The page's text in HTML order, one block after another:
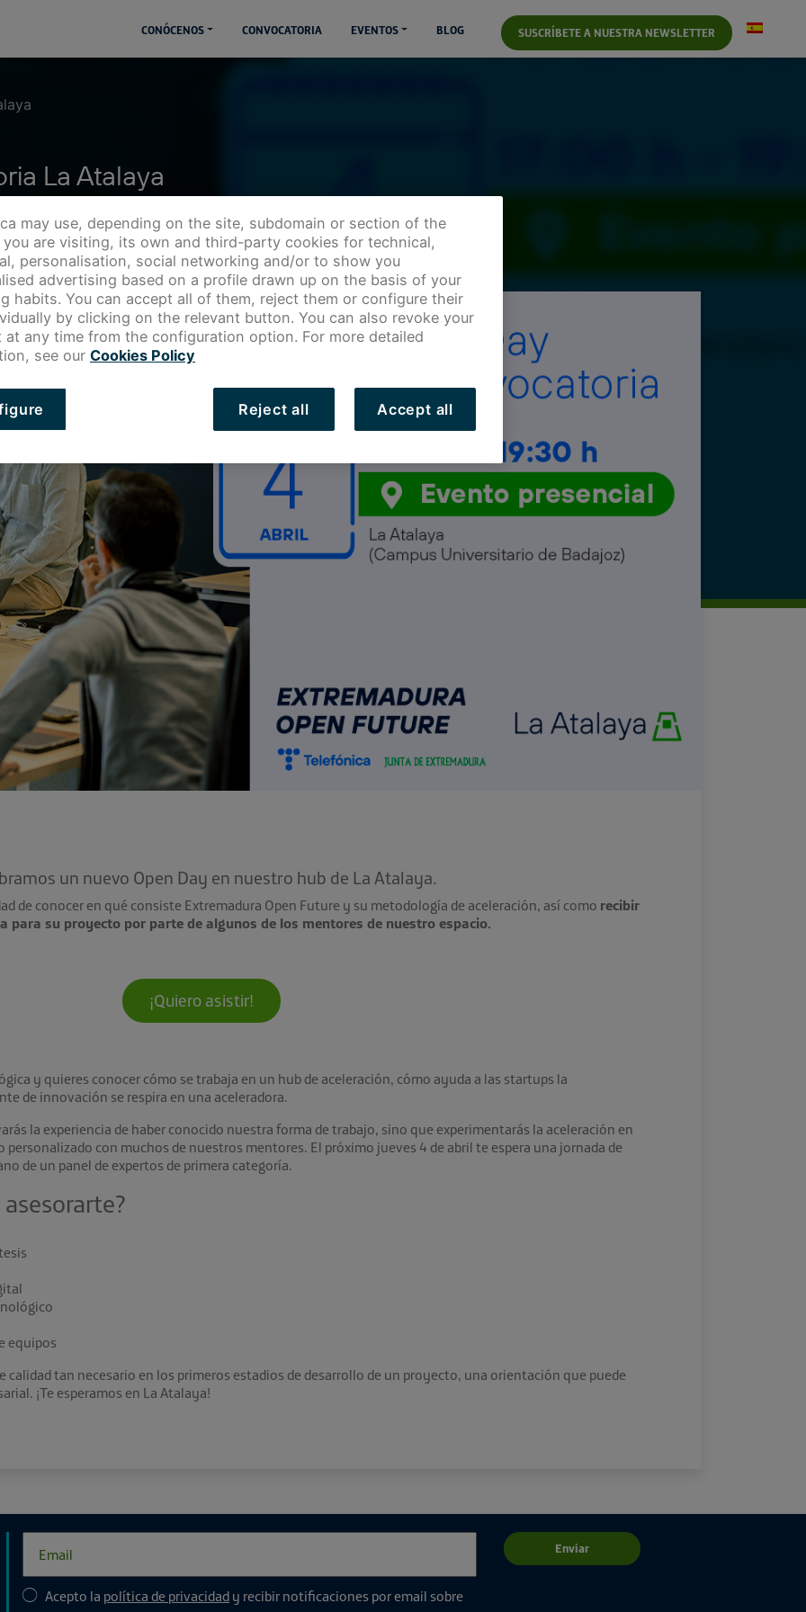
CONÓCENOS CONVOCATORIA EVENTOS BLOG SUSCRÍBETE A NUESTRA NEWSLETTER
La Atalaya
un nuevo Open Day en nuestro hub de La Atalaya.
de conocer en qué consiste Extremadura Open Future y su metodología de aceleración, así como recibir
su proyecto por parte de algunos de los mentores de nuestro espacio.
¡Quiero asistir!
y quieres conocer cómo se trabaja en un hub de aceleración, cómo ayuda a las startups la
de innovación se respira en una aceleradora.
la experiencia de haber conocido nuestra forma de trabajo, sino que experimentarás la aceleración en
con muchos de nuestros mentores. El próximo jueves 4 de abril te espera una jornada de
de un panel de expertos de primera categoría.
equipos
calidad tan necesario en los primeros estadios de desarrollo de un proyecto, una orientación que puede
¡Te esperamos en La Atalaya!
Acepto la política de privacidad y recibir notificaciones por email sobre
Enviar
may use, depending on the site, subdomain or section of the
are visiting, its own and third-party cookies for technical,
personalisation, social networking and/or to show you
advertising based on a profile drawn up on the basis of your
habits. You can accept all of them, reject them or configure their
by clicking on the relevant button. You can also revoke your
at any time from the configuration option. For more detailed
see our Cookies Policy
Reject all Accept all